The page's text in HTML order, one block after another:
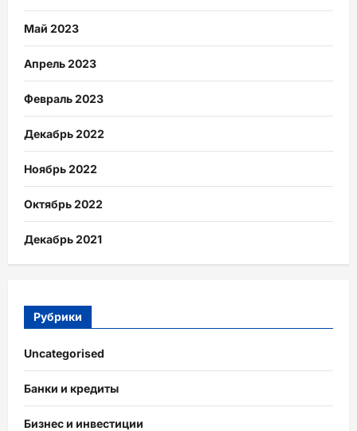
Май 2023
Апрель 2023
Февраль 2023
Декабрь 2022
Ноябрь 2022
Октябрь 2022
Декабрь 2021
Рубрики
Uncategorised
Банки и кредиты
Бизнес и инвестиции